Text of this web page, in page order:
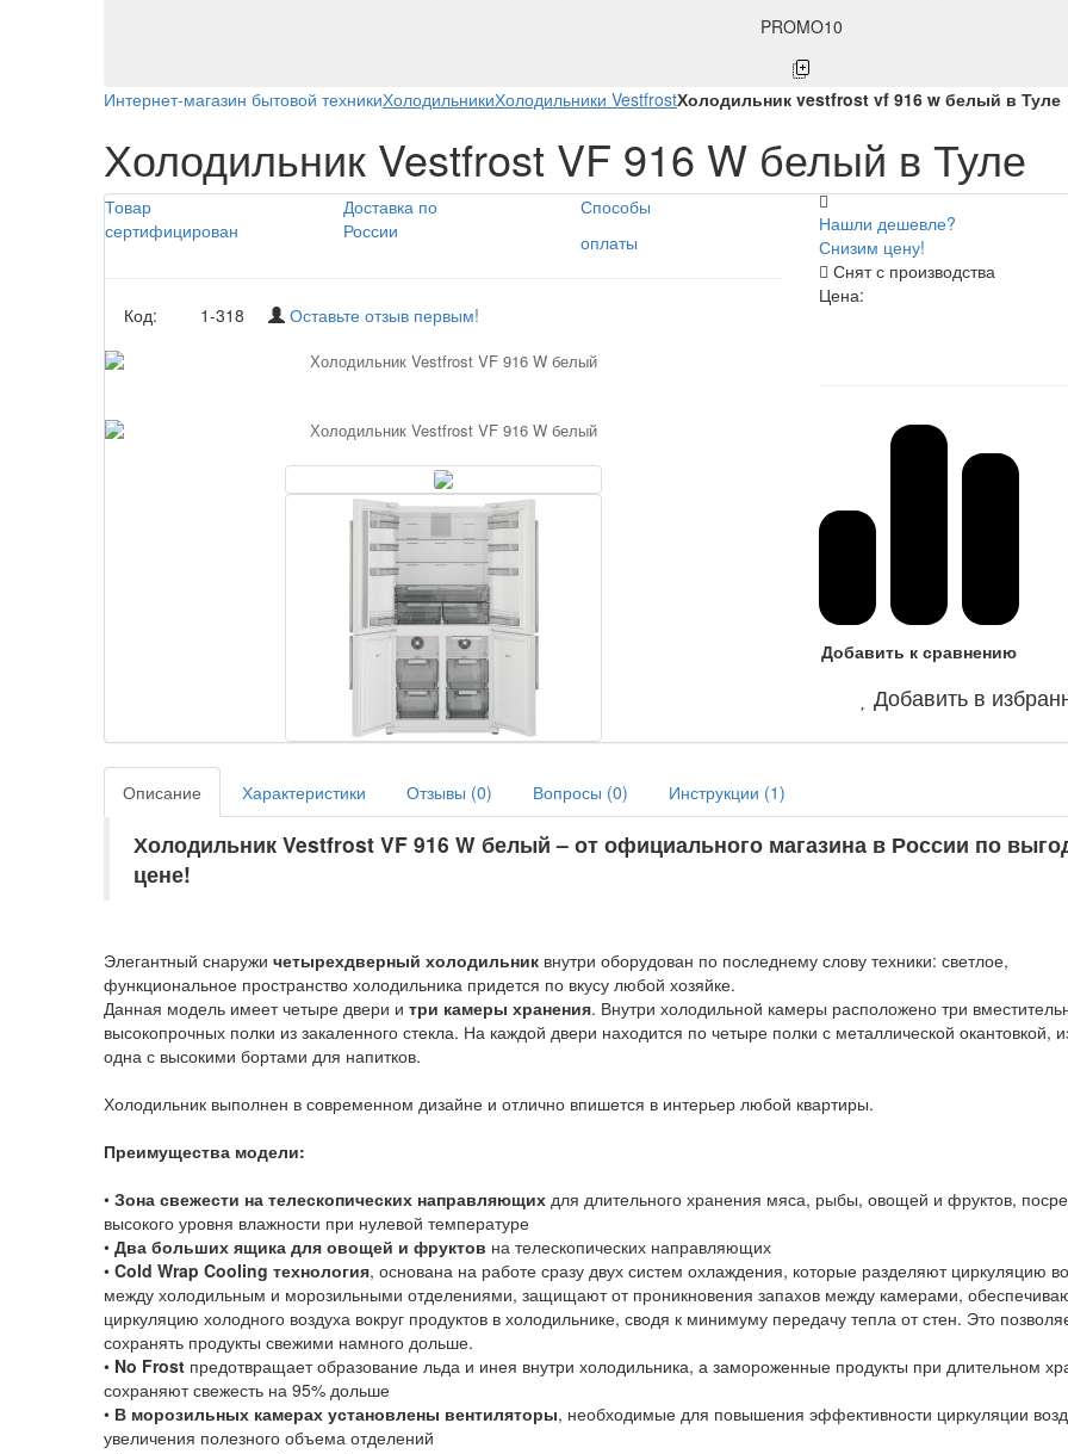
PROMO10
Интернет-магазин бытовой техникиХолодильникиХолодильники VestfrostХолодильник vestfrost vf 916 w белый в Туле
Холодильник Vestfrost VF 916 W белый в Туле
Товар
сертифицирован
Доставка по
России
Способы
оплаты
Код: 1-318 Оставьте отзыв первым!
Нашли дешевле?
Снизим цену!
Снят с производства
Цена:
Добавить к сравнению
Добавить в
Описание Характеристики Отзывы (0) Вопросы (0) Инструкции (1)
Холодильник Vestfrost VF 916 W белый– от официального магазина в России по
цене!
Элегантный снаружи четырехдверный холодильник внутри оборудован по последнему слову техники: светлое,
функциональное пространство холодильника придется по вкусу любой хозяйке.
Данная модель имеет четыре двери и три камеры хранения. Внутри холодильной камеры расположено три
высокопрочных полки из закаленного стекла. На каждой двери находится по четыре полки с металлической окантовкой,
одна с высокими бортами для напитков.
Холодильник выполнен в современном дизайне и отлично впишется в интерьер любой квартиры.
Преимущества модели:
• Зона свежести на телескопических направляющих для длительного хранения мяса, рыбы, овощей и фруктов,
высокого уровня влажности при нулевой температуре
• Два больших ящика для овощей и фруктов на телескопических направляющих
• Cold Wrap Cooling технология, основана на работе сразу двух систем охлаждения, которые разделяют циркуляцию
между холодильным и морозильными отделениями, защищают от проникновения запахов между камерами,
циркуляцию холодного воздуха вокруг продуктов в холодильнике, сводя к минимуму передачу тепла от стен. Это
сохранять продукты свежими намного дольше.
• No Frost предотвращает образование льда и инея внутри холодильника, а замороженные продукты при длительном
сохраняют свежесть на 95% дольше
• В морозильных камерах установлены вентиляторы, необходимые для повышения эффективности циркуляции
увеличения полезного объема отделений